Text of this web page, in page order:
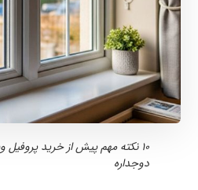
۱۰ نکته مهم پیش از خرید
دوجداره